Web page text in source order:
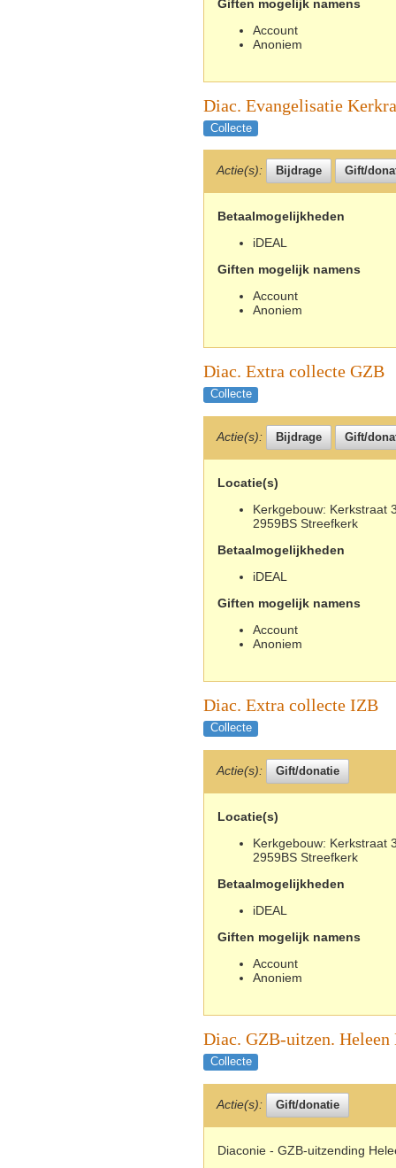
Giften mogelijk namens
Account
Anoniem
Diac. Evangelisatie
Collecte
Actie(s):
Betaalmogelijkheden
iDEAL
Giften mogelijk namens
Account
Anoniem
Diac. Extra collecte GZB
Collecte
Actie(s):
Locatie(s)
Kerkgebouw: Kerkstraat
2959BS Streefkerk
Betaalmogelijkheden
iDEAL
Giften mogelijk namens
Account
Anoniem
Diac. Extra collecte IZB
Collecte
Actie(s):
Locatie(s)
Kerkgebouw: Kerkstraat
2959BS Streefkerk
Betaalmogelijkheden
iDEAL
Giften mogelijk namens
Account
Anoniem
Diac. GZB-uitzen. Heleen
Collecte
Actie(s):
Diaconie - GZB-uitzending